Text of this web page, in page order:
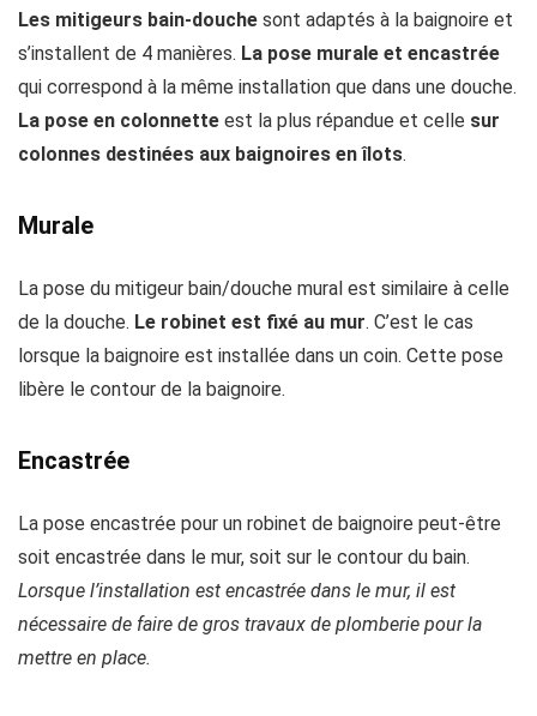
Les mitigeurs bain-douche sont adaptés à la baignoire et
s’installent de 4 manières. La pose murale et encastrée
qui correspond à la même installation que dans une douche.
La pose en colonnette est la plus répandue et celle sur
colonnes destinées aux baignoires en îlots.
Murale
La pose du mitigeur bain/douche mural est similaire à celle
de la douche. Le robinet est fixé au mur. C’est le cas
lorsque la baignoire est installée dans un coin. Cette pose
libère le contour de la baignoire.
Encastrée
La pose encastrée pour un robinet de baignoire peut-être
soit encastrée dans le mur, soit sur le contour du bain.
Lorsque l’installation est encastrée dans le mur, il est
nécessaire de faire de gros travaux de plomberie pour la
mettre en place.